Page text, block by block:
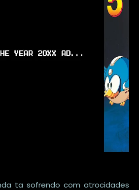
ta sofrendo com atrocidades